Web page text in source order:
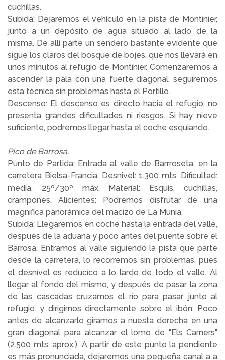
cuchillas.
Subida: Dejaremos el vehículo en la pista de Montinier,
junto a un depósito de agua situado al lado de la
misma. De allí parte un sendero bastante evidente que
sigue los claros del bosque de bojes, que nos llevará en
unos minutos al refugio de Montinier. Comenzaremos a
ascender la pala con una fuerte diagonal, seguiremos
esta técnica sin problemas hasta el Portillo.
Descenso: El descenso es directo hacia el refugio, no
presenta grandes dificultades ni riesgos. Si hay nieve
suficiente, podremos llegar hasta el coche esquiando.
Pico de Barrosa.
Punto de Partida: Entrada al valle de Barrroseta, en la
carretera Bielsa-Francia. Desnivel: 1.300 mts. Dificultad:
media, 25º/30º máx. Material: Esquís, cuchillas,
crampones. Alicientes: Podremos disfrutar de una
magnífica panorámica del macizo de La Munia.
Subida: Llegaremos en coche hasta la entrada del valle,
después de la aduana y poco antes del puente sobre el
Barrosa. Entramos al valle siguiendo la pista que parte
desde la carretera, lo recorremos sin problemas, pues
el desnivel es reducico a lo lardo de todo el valle. Al
llegar al fondo del mismo, y después de pasar la zona
de las cascadas cruzamos el río para pasar junto al
refugio. y dirigirnos directamente sobre el ibón. Poco
antes de alcanzarlo giramos a nuesta derecha en una
gran diagonal para alcanzar el lomo de "Els Carners"
(2.500 mts. aprox.). A partir de este punto la pendiente
es más pronunciada, dejaremos una pequeña canal a a